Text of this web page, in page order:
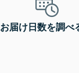
お届け日数を調べ